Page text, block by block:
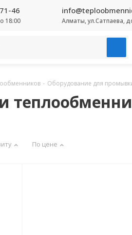
46
18:00 Алматы, ул.Сатпаева,
- Оборудование для
По цене